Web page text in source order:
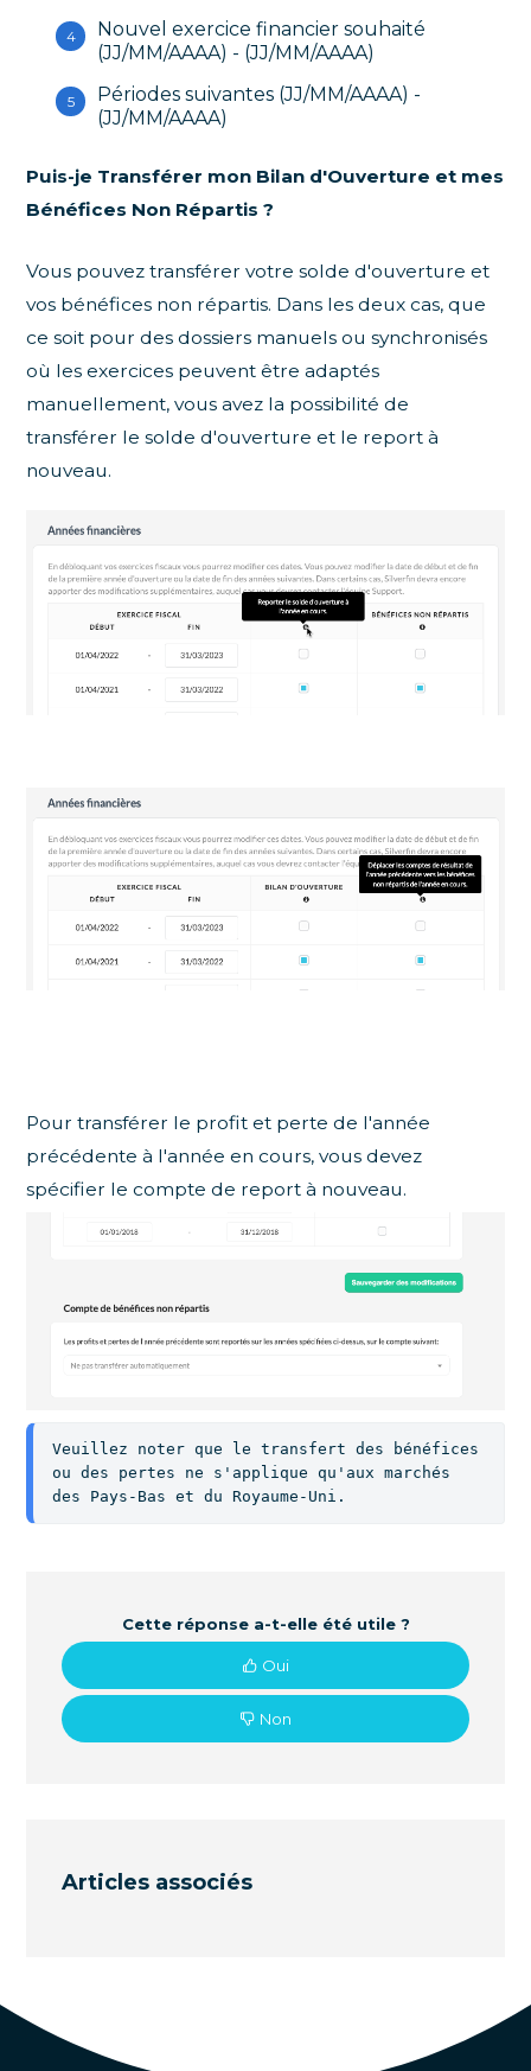
Nouvel exercice financier souhaité
(JJ/MM/AAAA) - (JJ/MM/AAAA)
Périodes suivantes (JJ/MM/AAAA) -
(JJ/MM/AAAA)
Puis-je Transférer mon Bilan d'Ouverture et mes
Bénéfices Non Répartis ?
Vous pouvez transférer votre solde d'ouverture et
vos bénéfices non répartis. Dans les deux cas, que
ce soit pour des dossiers manuels ou synchronisés
où les exercices peuvent être adaptés
manuellement, vous avez la possibilité de
transférer le solde d'ouverture et le report à
nouveau.
Pour transférer le profit et perte de l'année
précédente à l'année en cours, vous devez
spécifier le compte de report à nouveau.
Veuillez noter que le transfert des bénéfices
ou des pertes ne s'applique qu'aux marchés
des Pays-Bas et du Royaume-Uni.
Cette réponse a-t-elle été utile ?
Oui
Non
Articles associés